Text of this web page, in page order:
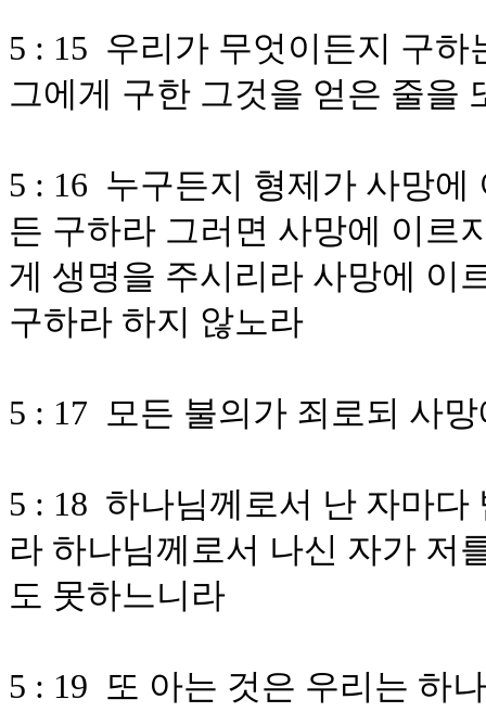
5 : 15 우리가 무엇이든지 구
그에게 구한 그것을 얻은 줄을
5 : 16 누구든지 형제가 사망
든 구하라 그러면 사망에 이르
게 생명을 주시리라 사망에 이
구하라 하지 않노라
5 : 17 모든 불의가 죄로되 사
5 : 18 하나님께로서 난 자마
라 하나님께로서 나신 자가 저
도 못하느니라
5 : 19 또 아는 것은 우리는 하